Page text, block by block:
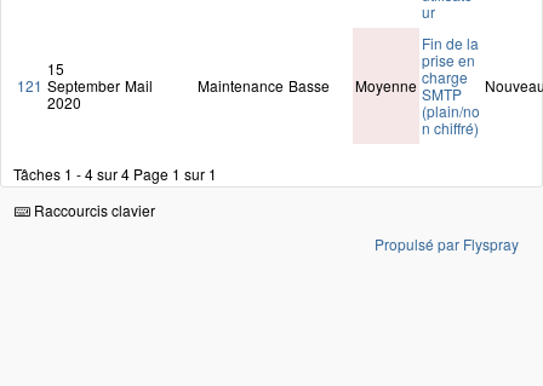
ur
121
15
September
2020
Mail Maintenance Basse Moyenne
Fin de la
prise en
charge
SMTP
(plain/no
n chiffré)
Tâches 1 - 4 sur 4 Page 1 sur 1
Raccourcis clavier
Propulsé par Flyspray